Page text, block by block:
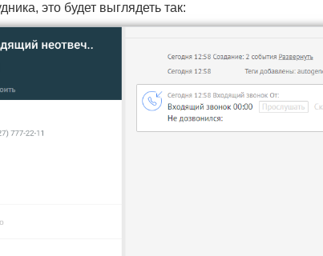
это будет выглядеть так: